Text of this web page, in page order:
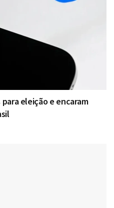
eleição e encaram